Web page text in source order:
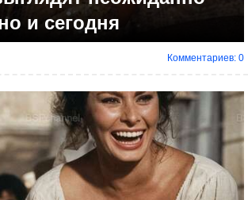
и сегодня
Комментариев: 0